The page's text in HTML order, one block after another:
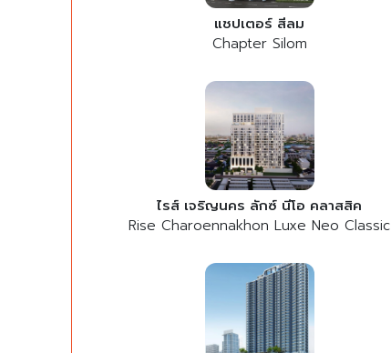
แชปเตอร์ สีลม
Chapter Silom
ไรส์ เจริญนคร ลักซ์ นีโอ คลาสสิค
Rise Charoennakhon Luxe Neo Classic